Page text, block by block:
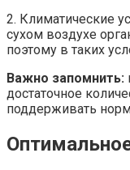
2. Климатические
сухом воздухе
поэтому в таких
Важно запомнить:
достаточное
поддерживать